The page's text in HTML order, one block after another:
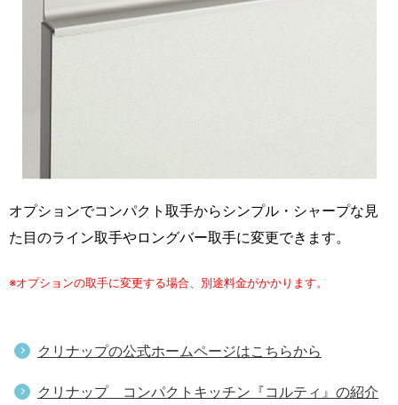
オプションでコンパクト取手からシンプル・シャープな見
た目のライン取手やロングバー取手に変更できます。
※オプションの取手に変更する場合、別途料金がかかります。
クリナップの公式ホームページはこちらから
クリナップ コンパクトキッチン『コルティ』の紹介